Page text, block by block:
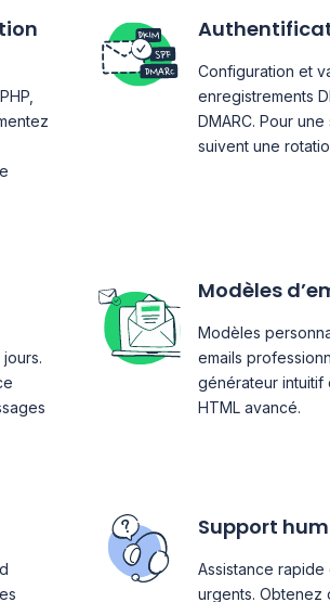
Configuration et
enregistrements
DMARC. Pour
suivent une
Modèles
Modèles
emails
générateur intuitif
HTML avancé.
Support
Assistance
urgents. Obtenez